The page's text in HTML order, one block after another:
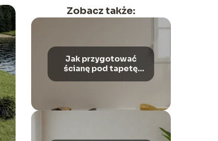
Zobacz także:
Jak przygotować
ścianę pod tapetę